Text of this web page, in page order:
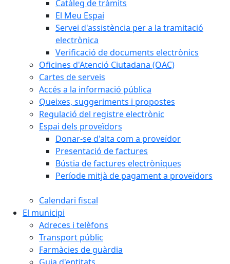
Catàleg de tràmits
El Meu Espai
Servei d'assistència per a la tramitació
electrònica
Verificació de documents electrònics
Oficines d'Atenció Ciutadana (OAC)
Cartes de serveis
Accés a la informació pública
Queixes, suggeriments i propostes
Regulació del registre electrònic
Espai dels proveïdors
Donar-se d'alta com a proveïdor
Presentació de factures
Bústia de factures electròniques
Període mitjà de pagament a proveïdors
Calendari fiscal
El municipi
Adreces i telèfons
Transport públic
Farmàcies de guàrdia